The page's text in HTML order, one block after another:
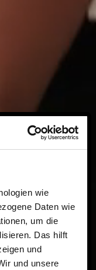
wie
Daten wie
um die
Das hilft
und
und unsere